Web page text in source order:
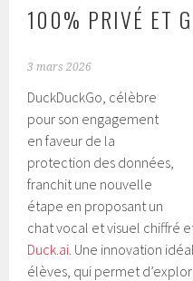
100% PRIVÉ ET
3 mars 2026
DuckDuckGo, célèbre
pour son engagement
en faveur de la
protection des données,
franchit une nouvelle
étape en proposant un
chat vocal et visuel chiffré
Duck.ai. Une innovation
élèves, qui permet